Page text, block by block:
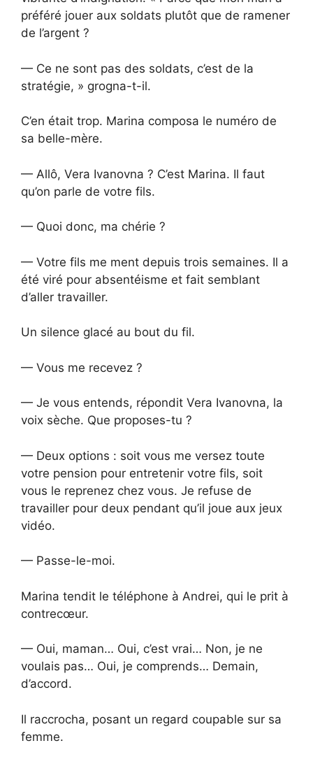
préféré jouer aux soldats plutôt que de ramener
de l’argent ?
— Ce ne sont pas des soldats, c’est de la
stratégie, » grogna-t-il.
C’en était trop. Marina composa le numéro de
sa belle-mère.
— Allô, Vera Ivanovna ? C’est Marina. Il faut
qu’on parle de votre fils.
— Quoi donc, ma chérie ?
— Votre fils me ment depuis trois semaines. Il a
été viré pour absentéisme et fait semblant
d’aller travailler.
Un silence glacé au bout du fil.
— Vous me recevez ?
— Je vous entends, répondit Vera Ivanovna, la
voix sèche. Que proposes-tu ?
— Deux options : soit vous me versez toute
votre pension pour entretenir votre fils, soit
vous le reprenez chez vous. Je refuse de
travailler pour deux pendant qu’il joue aux jeux
vidéo.
— Passe-le-moi.
Marina tendit le téléphone à Andrei, qui le prit à
contrecœur.
— Oui, maman… Oui, c’est vrai… Non, je ne
voulais pas… Oui, je comprends… Demain,
d’accord.
Il raccrocha, posant un regard coupable sur sa
femme.